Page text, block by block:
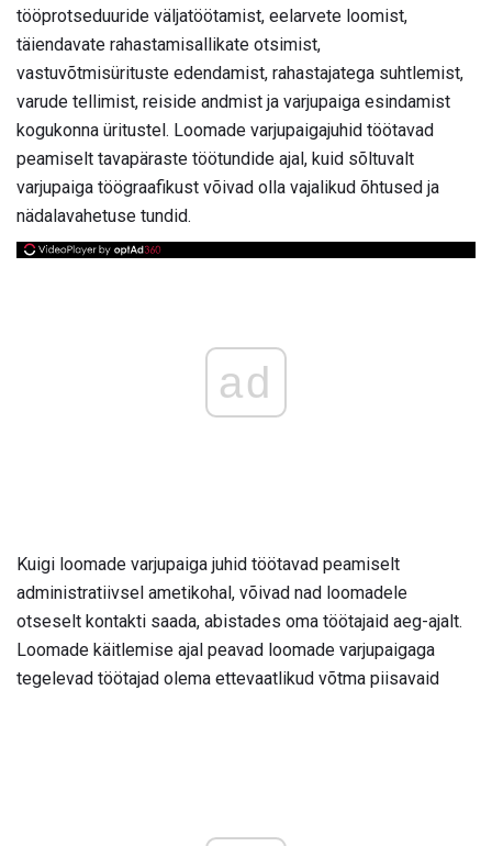
tööprotseduuride väljatöötamist, eelarvete loomist,
täiendavate rahastamisallikate otsimist,
vastuvõtmisürituste edendamist, rahastajatega suhtlemist,
varude tellimist, reiside andmist ja varjupaiga esindamist
kogukonna üritustel. Loomade varjupaigajuhid töötavad
peamiselt tavapäraste töötundide ajal, kuid sõltuvalt
varjupaiga töögraafikust võivad olla vajalikud õhtused ja
nädalavahetuse tundid.
ad
Kuigi loomade varjupaiga juhid töötavad peamiselt
administratiivsel ametikohal, võivad nad loomadele
otseselt kontakti saada, abistades oma töötajaid aeg-ajalt.
Loomade käitlemise ajal peavad loomade varjupaigaga
tegelevad töötajad olema ettevaatlikud võtma piisavaid